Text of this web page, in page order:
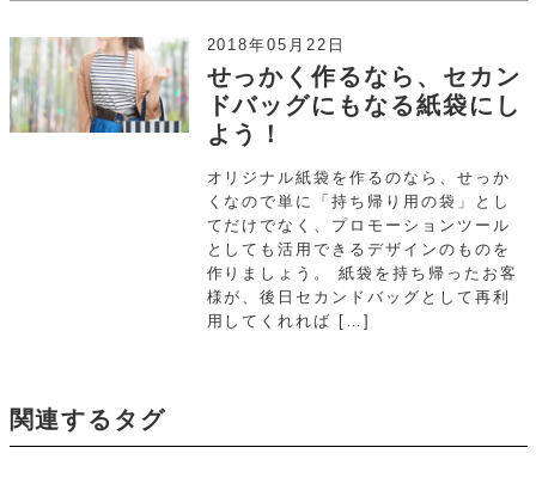
せっかく作るなら、セカン
ドバッグにもなる紙袋にし
よう！
2018年05月22日
オリジナル紙袋を作るのなら、せっか
くなので単に「持ち帰り用の袋」とし
てだけでなく、プロモーションツール
としても活用できるデザインのものを
作りましょう。 紙袋を持ち帰ったお客
様が、後日セカンドバッグとして再利
用してくれれば […]
関連するタグ